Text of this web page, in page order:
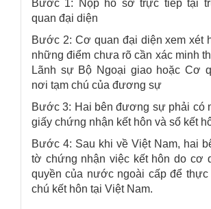
Bước 1: Nộp hồ sơ trực tiếp tại
quan đại diện
Bước 2: Cơ quan đại diện xem xét
những điểm chưa rõ cần xác minh
Lãnh sự Bộ Ngoại giao hoặc Cơ
nơi tạm chú của đương sự
Bước 3: Hai bên đương sự phải có
giấy chứng nhận kết hôn và sổ kết
Bước 4: Sau khi về Việt Nam, hai
tờ chứng nhận việc kết hôn do cơ
quyền của nước ngoài cấp để thực
chú kết hôn tại Việt Nam.